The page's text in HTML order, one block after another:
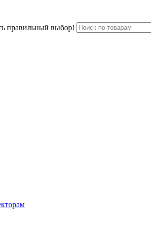
правильный выбор!